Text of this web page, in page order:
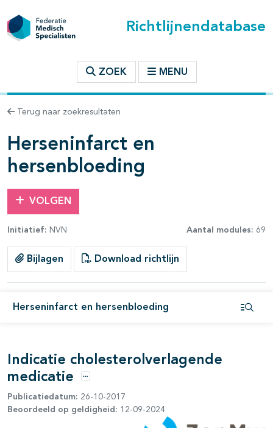
Richtlijnendatabase
ZOEK MENU
Terug naar zoekresultaten
Herseninfarct en
hersenbloeding
VOLGEN
Initiatief: NVN Aantal modules: 69
Bijlagen Download richtlijn
Herseninfarct en hersenbloeding
binnen deze richtlijn
open- en dichtklappen
open- en dichtklappen
open- en dichtklappen
open- en dichtklappen
Indicatie cholesterolverlagende
medicatie
Opties
Publicatiedatum: 26-10-2017
Beoordeeld op geldigheid: 12-09-2024